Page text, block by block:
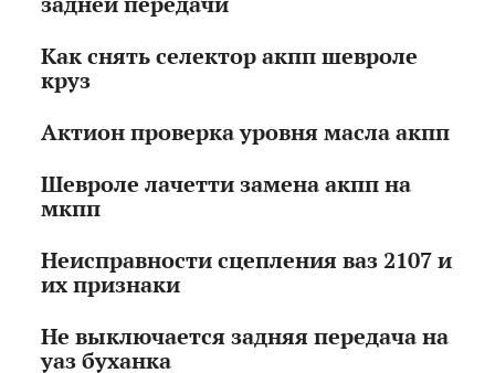
Как снять селектор акпп шевроле
круз
Актион проверка уровня масла акпп
Шевроле лачетти замена акпп на
мкпп
Неисправности сцепления ваз 2107 и
их признаки
Не выключается задняя передача на
уаз буханка